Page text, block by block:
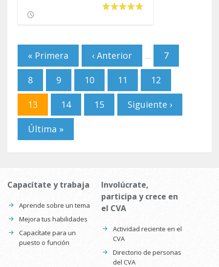
Páginas
« Primera ‹ Anterior … 7
8 9 10 11 12
13 14 15 Siguiente ›
Última »
Capacítate y trabaja
Aprende sobre un tema
Mejora tus habilidades
Capacítate para un
puesto o función
Involúcrate,
participa y crece en
el CVA
Actividad reciente en el
CVA
Directorio de personas
del CVA